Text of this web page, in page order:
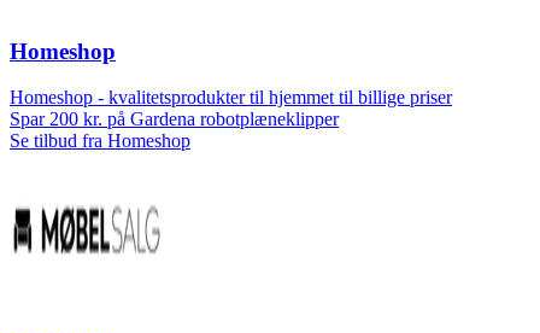
Homeshop
Homeshop - kvalitetsprodukter til hjemmet til billige priser
Spar 200 kr. på Gardena robotplæneklipper
Se tilbud fra Homeshop